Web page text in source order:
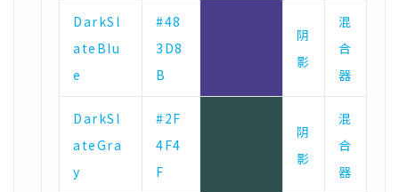
DarkSl
ateBlu
e
#48
3D8
B
阴
影
混
合
器
DarkSl
ateGra
y
#2F
4F4
F
阴
影
混
合
器